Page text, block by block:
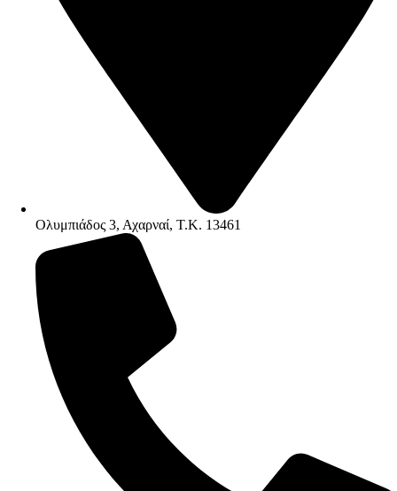
Ολυμπιάδος 3, Αχαρναί, Τ.Κ. 13461